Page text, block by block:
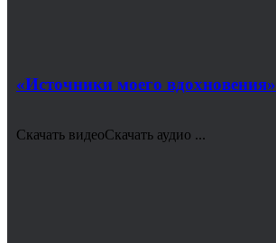
«Источники моего вдохновения»
Скачать видеоСкачать аудио ...